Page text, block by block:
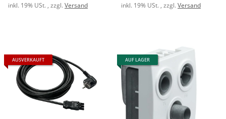
inkl. 19% USt. , zzgl.Versand inkl. 19% USt. , zzgl.Versand
AUSVERKAUFT AUF LAGER